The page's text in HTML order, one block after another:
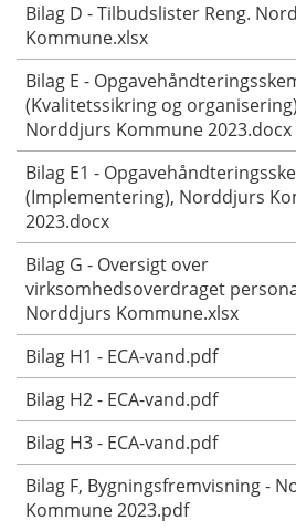
Bilag D - Tilbudslister Reng.
Kommune.xlsx
Bilag E -
(Kvalitetssikring og
Norddjurs Kommune 2023.docx
Bilag E1 -
(Implementering), Norddjurs
2023.docx
Bilag G - Oversigt over
virksomhedsoverdraget
Norddjurs Kommune.xlsx
Bilag H1 - ECA-vand.pdf
Bilag H2 - ECA-vand.pdf
Bilag H3 - ECA-vand.pdf
Bilag F, Bygningsfremvisning -
Kommune 2023.pdf